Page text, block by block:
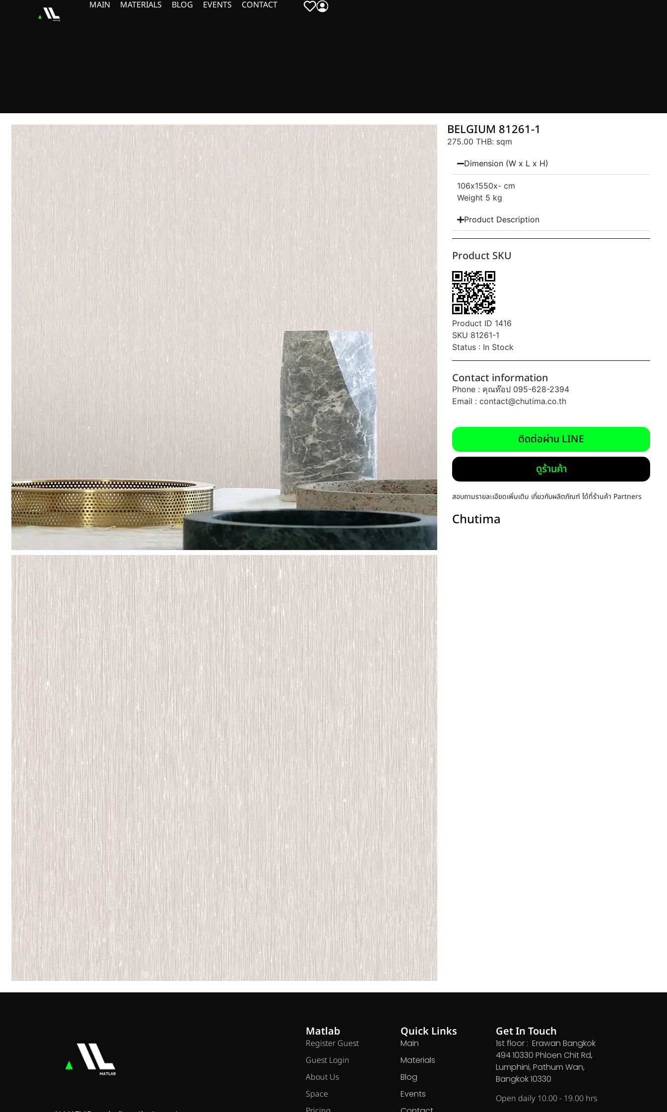
MAIN MATERIALS BLOG EVENTS CONTACT
BELGIUM 81261-1
275.00 THB: sqm
Dimension (W x L x H)
106x1550x- cm
Weight 5 kg
Product Description
Product SKU
Product ID 1416
SKU 81261-1
Status : In Stock
Contact information
Phone : คุณท๊อป 095-628-2394
Email :contact@chutima.co.th
ติดต่อผ่าน LINE
ดูร้านค้า
สอบถามรายละเอียดเพิ่มเติม เกี่ยวกับผลิตภัณฑ์ ได้ที่ร้านค้า Partners
Chutima
Matlab
Register Guest
Guest Login
About Us
Space
Quick Links
Main
Materials
Blog
Events
Get In Touch
1st floor : Erawan Bangkok
494 10330 Phloen Chit Rd,
Lumphini, Pathum Wan,
Bangkok 10330
Open daily 10.00 - 19.00 hrs